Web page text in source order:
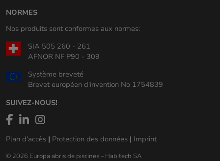
NORMES
Nos produits sont conformes aux normes:
SIA 505 260 - 261
AFNOR NF P90 - 309
Système breveté
Brevet européen d'invention No 1754839
SUIVEZ-NOUS!
Plan d'accès | Protection des données | Imprint
© 2026 Europa abris de piscines – Habitech SA